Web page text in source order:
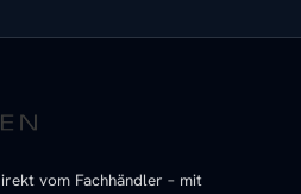
vom Fachhändler – mit